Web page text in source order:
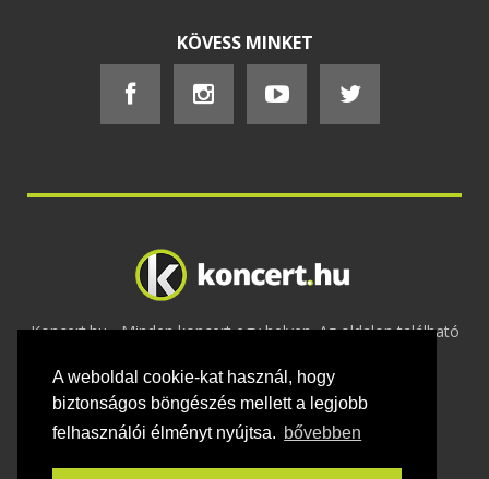
A weboldal cookie-kat használ, hogy
biztonságos böngészés mellett a legjobb
felhasználói élményt nyújtsa. bővebben
KÖVESS MINKET
Koncert.hu - Minden koncert egy helyen. Az oldalon található
2020 Adatvédelem-ÁSZF-Felhasználási
feltételek-Webmaster- Kapcsolat és üzenet küldés